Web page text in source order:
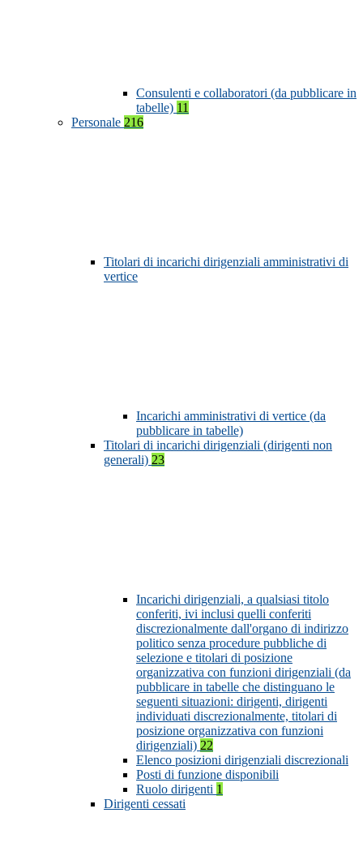
Consulenti e collaboratori (da pubblicare in
tabelle) 11
Personale 216
Titolari di incarichi dirigenziali amministrativi di
vertice
Incarichi amministrativi di vertice (da
pubblicare in tabelle)
Titolari di incarichi dirigenziali (dirigenti non
generali) 23
Incarichi dirigenziali, a qualsiasi titolo
conferiti, ivi inclusi quelli conferiti
discrezionalmente dall'organo di indirizzo
politico senza procedure pubbliche di
selezione e titolari di posizione
organizzativa con funzioni dirigenziali (da
pubblicare in tabelle che distinguano le
seguenti situazioni: dirigenti, dirigenti
individuati discrezionalmente, titolari di
posizione organizzativa con funzioni
dirigenziali) 22
Elenco posizioni dirigenziali discrezionali
Posti di funzione disponibili
Ruolo dirigenti 1
Dirigenti cessati